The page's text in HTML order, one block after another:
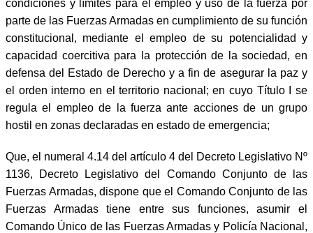
condiciones y límites para el empleo y uso de la fuerza por
parte de las Fuerzas Armadas en cumplimiento de su función
constitucional, mediante el empleo de su potencialidad y
capacidad coercitiva para la protección de la sociedad, en
defensa del Estado de Derecho y a fin de asegurar la paz y
el orden interno en el territorio nacional; en cuyo Título I se
regula el empleo de la fuerza ante acciones de un grupo
hostil en zonas declaradas en estado de emergencia;
Que, el numeral 4.14 del artículo 4 del Decreto Legislativo Nº
1136, Decreto Legislativo del Comando Conjunto de las
Fuerzas Armadas, dispone que el Comando Conjunto de las
Fuerzas Armadas tiene entre sus funciones, asumir el
Comando Único de las Fuerzas Armadas y Policía Nacional,